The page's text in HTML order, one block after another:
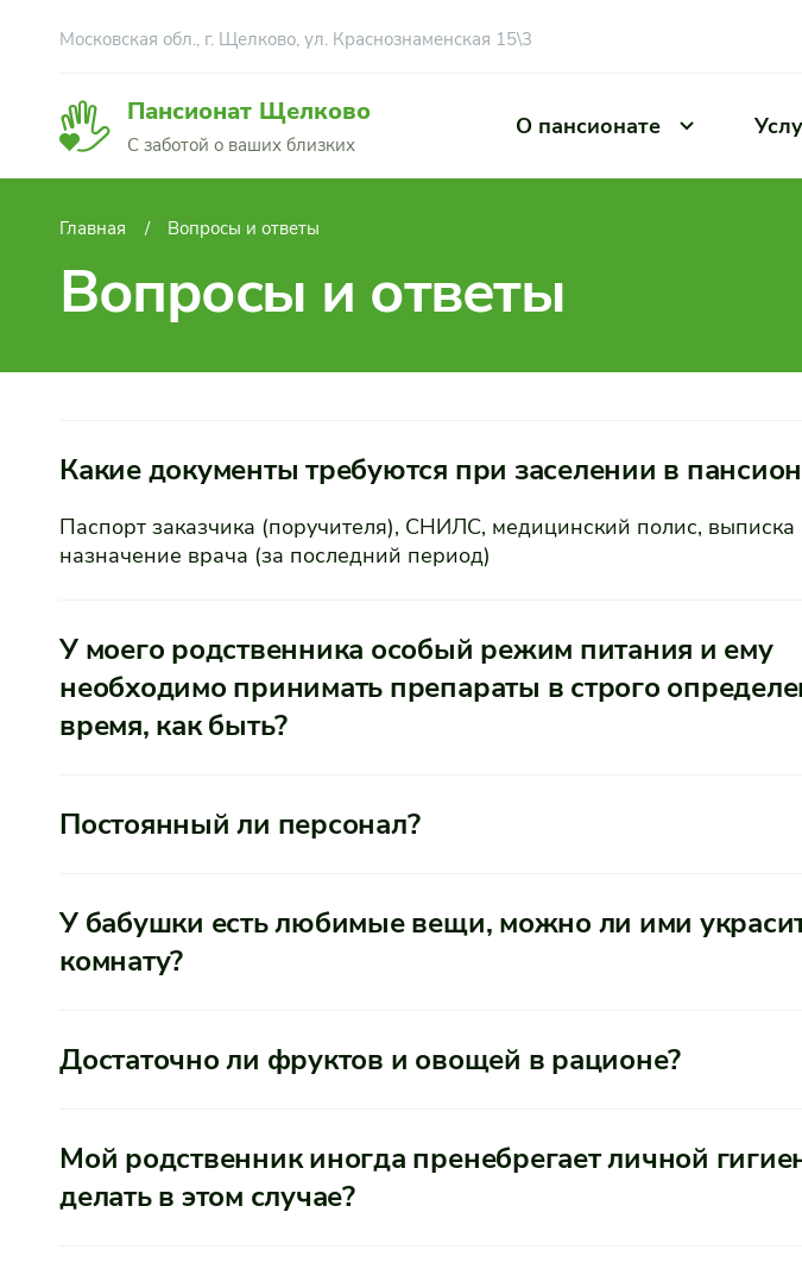
Московская обл., г. Щелково, ул. Краснознаменская 15\3
Пансионат Щелково
С заботой о ваших близких
О пансионате
Главная Вопросы и ответы
Вопросы и ответы
Какие документы требуются при заселении в
Паспорт заказчика (поручителя), СНИЛС, медицинский полис,
назначение врача (за последний период)
У моего родственника особый режим питания и ему
необходимо принимать препараты в строго
время, как быть?
Постоянный ли персонал?
У бабушки есть любимые вещи, можно ли ими
комнату?
Достаточно ли фруктов и овощей в рационе?
Мой родственник иногда пренебрегает личной
делать в этом случае?